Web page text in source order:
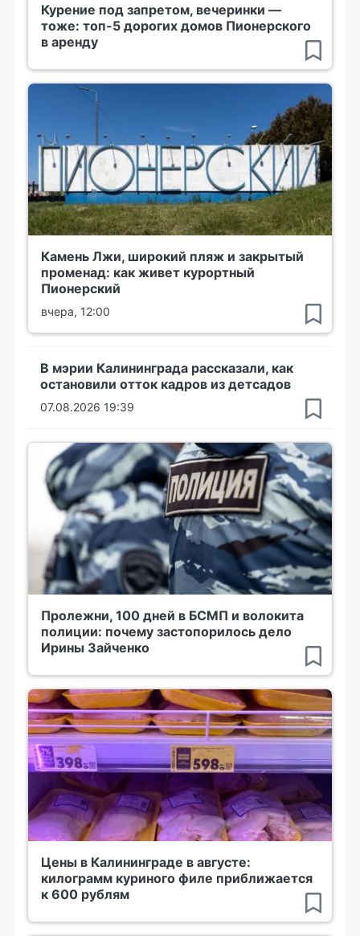
Курение под запретом, вечеринки —
тоже: топ-5 дорогих домов Пионерского
в аренду
Камень Лжи, широкий пляж и закрытый
променад: как живет курортный
Пионерский
вчера, 12:00
В мэрии Калининграда рассказали, как
остановили отток кадров из детсадов
07.08.2026 19:39
Пролежни, 100 дней в БСМП и волокита
полиции: почему застопорилось дело
Ирины Зайченко
Цены в Калининграде в августе:
килограмм куриного филе приближается
к 600 рублям